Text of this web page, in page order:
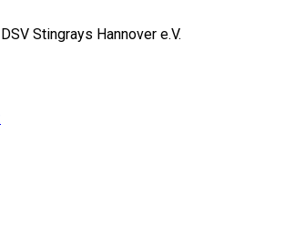
Stingrays Hannover e.V.